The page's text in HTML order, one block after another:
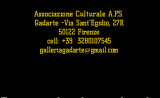
Associazione Culturale A.P.S.
Gadarte-Via Sant'Egidio, 27R
50122 Firenze
cell: +39 3280107545
galleriagadarte@gmail.com